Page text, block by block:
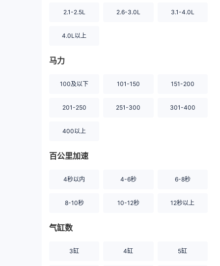
2.1-2.5L 2.6-3.0L 3.1-4.0L
4.0L以上
马力
100及以下 101-150 151-200
201-250 251-300 301-400
400以上
百公里加速
4秒以内 4-6秒 6-8秒
8-10秒 10-12秒 12秒以上
气缸数
3缸 4缸 5缸